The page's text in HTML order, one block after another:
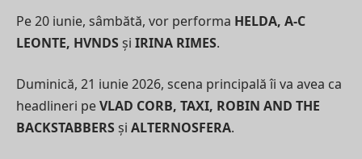
Pe 20 iunie, sâmbătă, vor performa HELDA, A-C
LEONTE, HVNDSși IRINA RIMES.
Duminică, 21 iunie 2026, scena principală îi va avea ca
headlineri peVLAD CORB, TAXI, ROBIN AND THE
BACKSTABBERSși ALTERNOSFERA.